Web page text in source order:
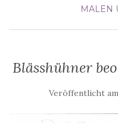
MALEN
Blässhühner
Veröffentlicht am